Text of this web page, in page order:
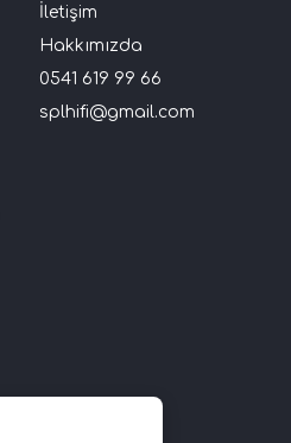
İletişim
Hakkımızda
0541 619 99 66
splhifi@gmail.com